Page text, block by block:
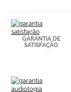
visitadas).
Puedes
consultar más
información en
GARANTIA DE
SATISFAÇÃO